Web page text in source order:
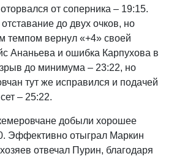
от соперника – 19:15.
до двух очков, но
темпом вернул «+4» своей
Ананьева и ошибка Карпухова в
до минимума – 23:22, но
тут же исправился и подачей
– 25:22.
добыли хорошее
Эффективно отыграл Маркин
отвечал Пурин, благодаря